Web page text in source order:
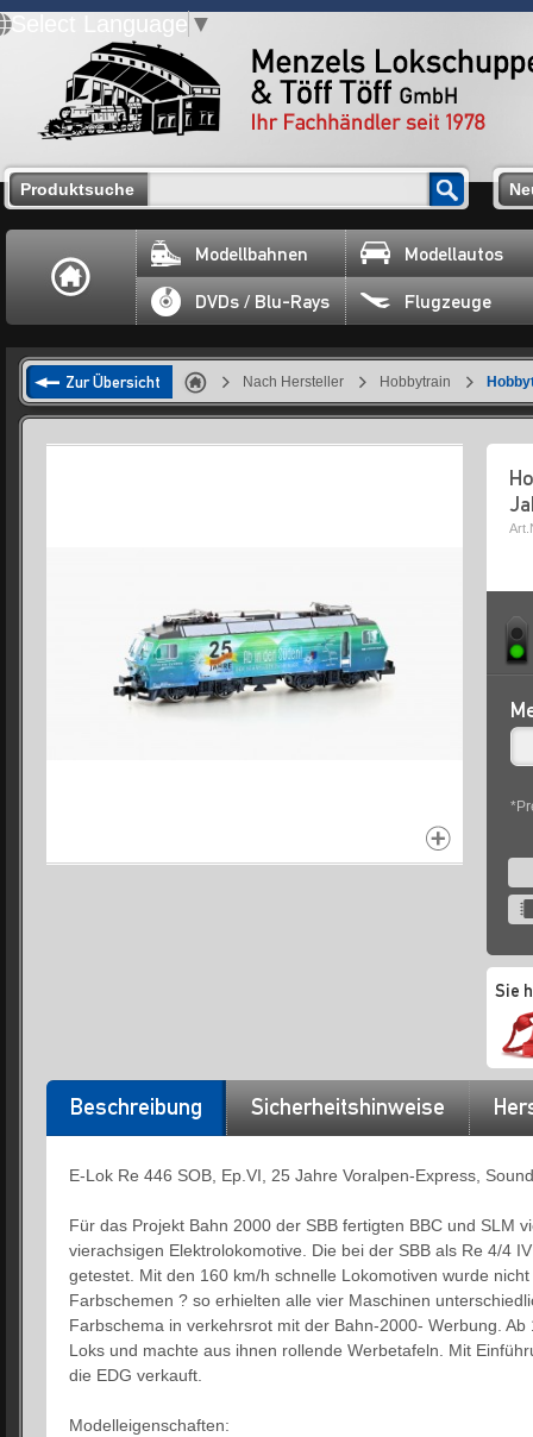
Select Language ▼
Produktsuche
Modellbahnen Modellautos
DVDs / Blu-Rays Flugzeuge
Zur Übersicht Nach Hersteller Hobbytrain
Sie
Beschreibung Sicherheitshinweise
E-Lok Re 446 SOB, Ep.VI, 25 Jahre Voralpen-Express, Sound
Für das Projekt Bahn 2000 der SBB fertigten BBC und SLM
vierachsigen Elektrolokomotive. Die bei der SBB als Re 4/4
getestet. Mit den 160 km/h schnelle Lokomotiven wurde
Farbschemen ? so erhielten alle vier Maschinen
Farbschema in verkehrsrot mit der Bahn-2000- Werbung.
Loks und machte aus ihnen rollende Werbetafeln. Mit
die EDG verkauft.
Modelleigenschaften: